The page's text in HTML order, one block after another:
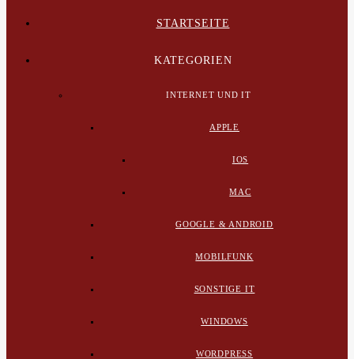
STARTSEITE
KATEGORIEN
INTERNET UND IT
APPLE
IOS
MAC
GOOGLE & ANDROID
MOBILFUNK
SONSTIGE IT
WINDOWS
WORDPRESS